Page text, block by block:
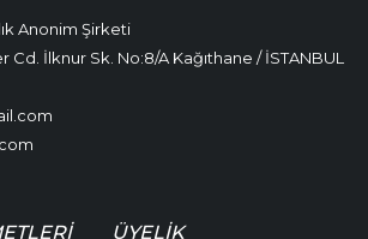
Anonim Şirketi
Cd. İlknur Sk. No:8/A Kağıthane / İSTANBUL
ÜYELIK